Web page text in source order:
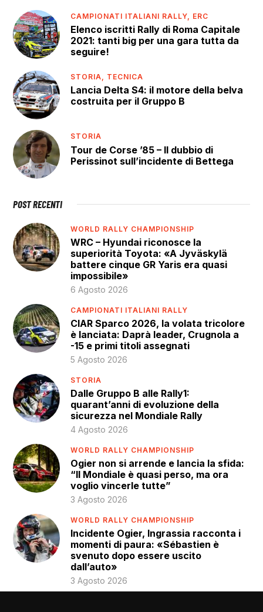
CAMPIONATI ITALIANI RALLY, ERC
Elenco iscritti Rally di Roma Capitale
2021: tanti big per una gara tutta da
seguire!
STORIA, TECNICA
Lancia Delta S4: il motore della belva
costruita per il Gruppo B
STORIA
Tour de Corse ’85 – Il dubbio di
Perissinot sull’incidente di Bettega
POST RECENTI
WORLD RALLY CHAMPIONSHIP
WRC – Hyundai riconosce la
superiorità Toyota: «A Jyväskylä
battere cinque GR Yaris era quasi
impossibile»
6 Agosto 2026
CAMPIONATI ITALIANI RALLY
CIAR Sparco 2026, la volata tricolore
è lanciata: Daprà leader, Crugnola a
-15 e primi titoli assegnati
5 Agosto 2026
STORIA
Dalle Gruppo B alle Rally1:
quarant’anni di evoluzione della
sicurezza nel Mondiale Rally
4 Agosto 2026
WORLD RALLY CHAMPIONSHIP
Ogier non si arrende e lancia la sfida:
“Il Mondiale è quasi perso, ma ora
voglio vincerle tutte”
3 Agosto 2026
WORLD RALLY CHAMPIONSHIP
Incidente Ogier, Ingrassia racconta i
momenti di paura: «Sébastien è
svenuto dopo essere uscito
dall’auto»
3 Agosto 2026